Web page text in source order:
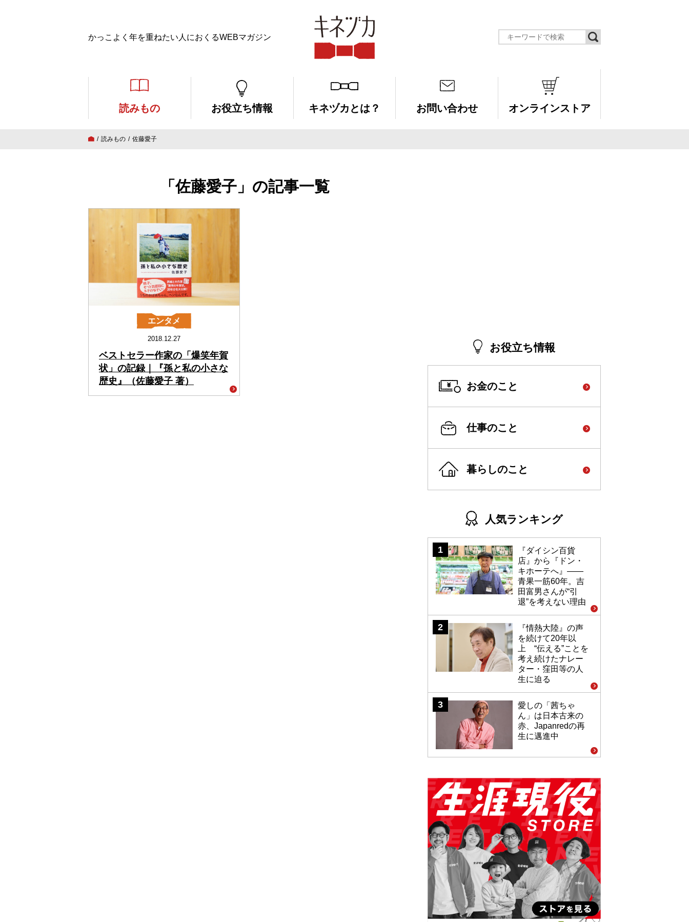
かっこよく年を重ねたい人におくるWEBマガジン
読みもの お役立ち情報 キネヅカとは？ お問い合わせ オンラインストア
読みもの 佐藤愛子
「佐藤愛子」の記事一覧
エンタメ
2018.12.27
ベストセラー作家の「爆笑年賀
状」の記録｜『孫と私の小さな
歴史』（佐藤愛子 著）
お役立ち情報
お金のこと
仕事のこと
暮らしのこと
人気ランキング
『ダイシン百貨
店』から『ドン・
キホーテへ』――
青果一筋60年。吉
田富男さんが“引
退”を考えない理由
『情熱大陸』の声
を続けて20年以
上 “伝える”ことを
考え続けたナレー
ター・窪田等の人
生に迫る
愛しの「茜ちゃ
ん」は日本古来の
赤、Japanredの再
生に邁進中